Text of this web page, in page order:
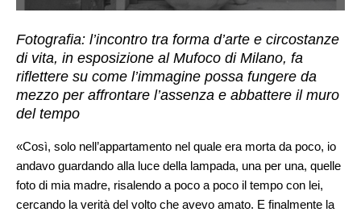
Fotografia: l’incontro tra forma d’arte e circostanze
di vita, in esposizione al Mufoco di Milano, fa
riflettere su come l’immagine possa fungere da
mezzo per affrontare l’assenza e abbattere il muro
del tempo
«Così, solo nell’appartamento nel quale era morta da poco, io
andavo guardando alla luce della lampada, una per una, quelle
foto di mia madre, risalendo a poco a poco il tempo con lei,
cercando la verità del volto che avevo amato. E finalmente la